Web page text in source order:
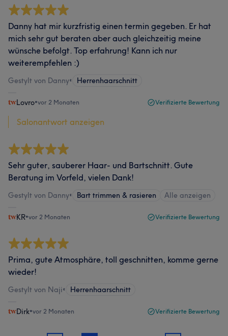
Danny hat mir kurzfristig einen termin gegeben. Er hat
mich sehr gut beraten aber auch gleichzeitig meine
wünsche befolgt. Top erfahrung! Kann ich nur
weiterempfehlen :)
Gestylt von Danny• Herrenhaarschnitt
Lovro•vor 2 Monaten Verifizierte Bewertung
Salonantwort anzeigen
Sehr guter, sauberer Haar- und Bartschnitt. Gute
Beratung im Vorfeld, vielen Dank!
Gestylt von Danny• Bart trimmen & rasieren Alle anzeigen
KR•vor 2 Monaten Verifizierte Bewertung
Prima, gute Atmosphäre, toll geschnitten, komme gerne
wieder!
Gestylt von Naji• Herrenhaarschnitt
Dirk•vor 2 Monaten Verifizierte Bewertung